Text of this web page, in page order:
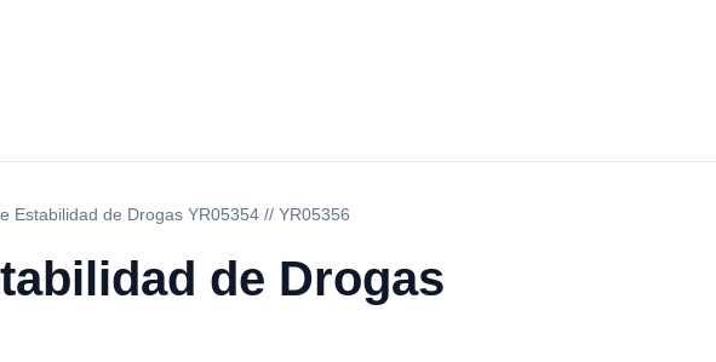
Estabilidad de Drogas YR05354 // YR05356
de Drogas